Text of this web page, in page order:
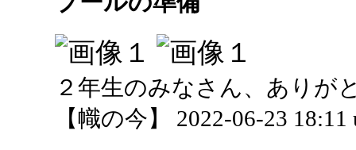
２年生のみなさん、ありが
【幟の今】 2022-06-23 18:11